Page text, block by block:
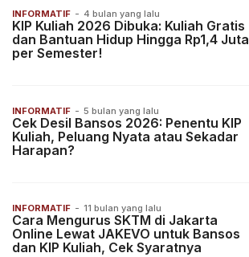
INFORMATIF - 4 bulan yang lalu
KIP Kuliah 2026 Dibuka: Kuliah Gratis
dan Bantuan Hidup Hingga Rp1,4 Juta
per Semester!
INFORMATIF - 5 bulan yang lalu
Cek Desil Bansos 2026: Penentu KIP
Kuliah, Peluang Nyata atau Sekadar
Harapan?
INFORMATIF - 11 bulan yang lalu
Cara Mengurus SKTM di Jakarta
Online Lewat JAKEVO untuk Bansos
dan KIP Kuliah, Cek Syaratnya